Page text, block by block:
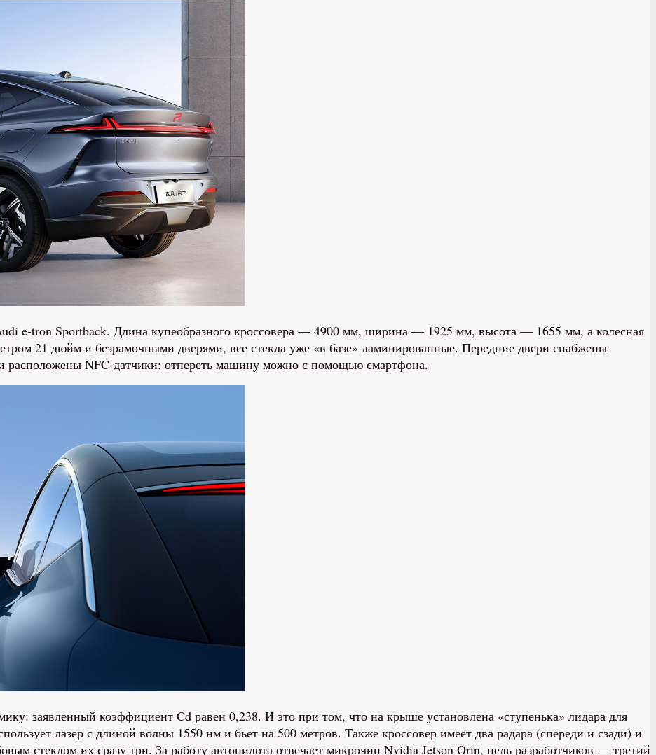
e-tron Sportback. Длина купеобразного кроссовера — 4900 мм, ширина — 1925 мм, высота — 1655 мм, а колесная
21 дюйм и безрамочными дверями, все стекла уже «в базе» ламинированные. Передние двери снабжены
расположены NFC-датчики: отпереть машину можно с помощью смартфона.
заявленный коэффициент Cd равен 0,238. И это при том, что на крыше установлена «ступенька» лидара для
лазер с длиной волны 1550 нм и бьет на 500 метров. Также кроссовер имеет два радара (спереди и сзади) и
стеклом их сразу три. За работу автопилота отвечает микрочип Nvidia Jetson Orin, цель разработчиков — третий